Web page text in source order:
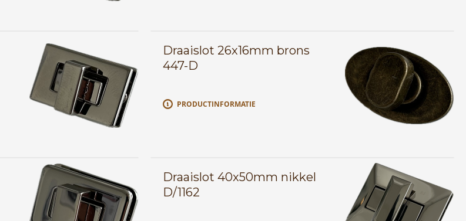
Draaislot 26x16mm brons
447-D
PRODUCTINFORMATIE
Draaislot 40x50mm nikkel
D/1162